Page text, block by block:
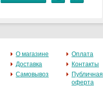
О магазине
Доставка
Самовывоз
Оплата
Контакты
Публичная
оферта